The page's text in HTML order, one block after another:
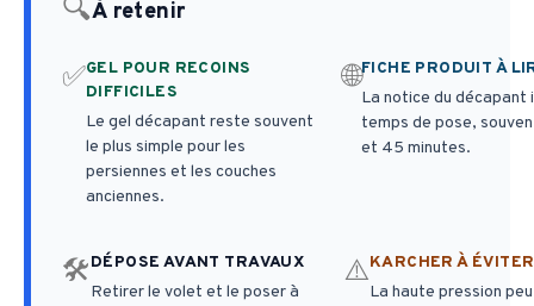
🔍À retenir
✅GEL POUR RECOINS
DIFFICILES
Le gel décapant reste souvent
le plus simple pour les
persiennes et les couches
anciennes.
🌐FICHE PRODUIT À
La notice du décapant
temps de pose,
et 45 minutes.
🛠️DÉPOSE AVANT TRAVAUX
Retirer le volet et le poser à
⚠️KARCHER À ÉVITER
La haute pression